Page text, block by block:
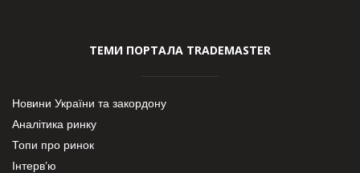
ТЕМИ ПОРТАЛА TRADEMASTER
Новини України та закордону
Аналітика ринку
Топи про ринок
Інтерв’ю